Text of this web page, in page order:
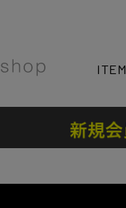
ITEM